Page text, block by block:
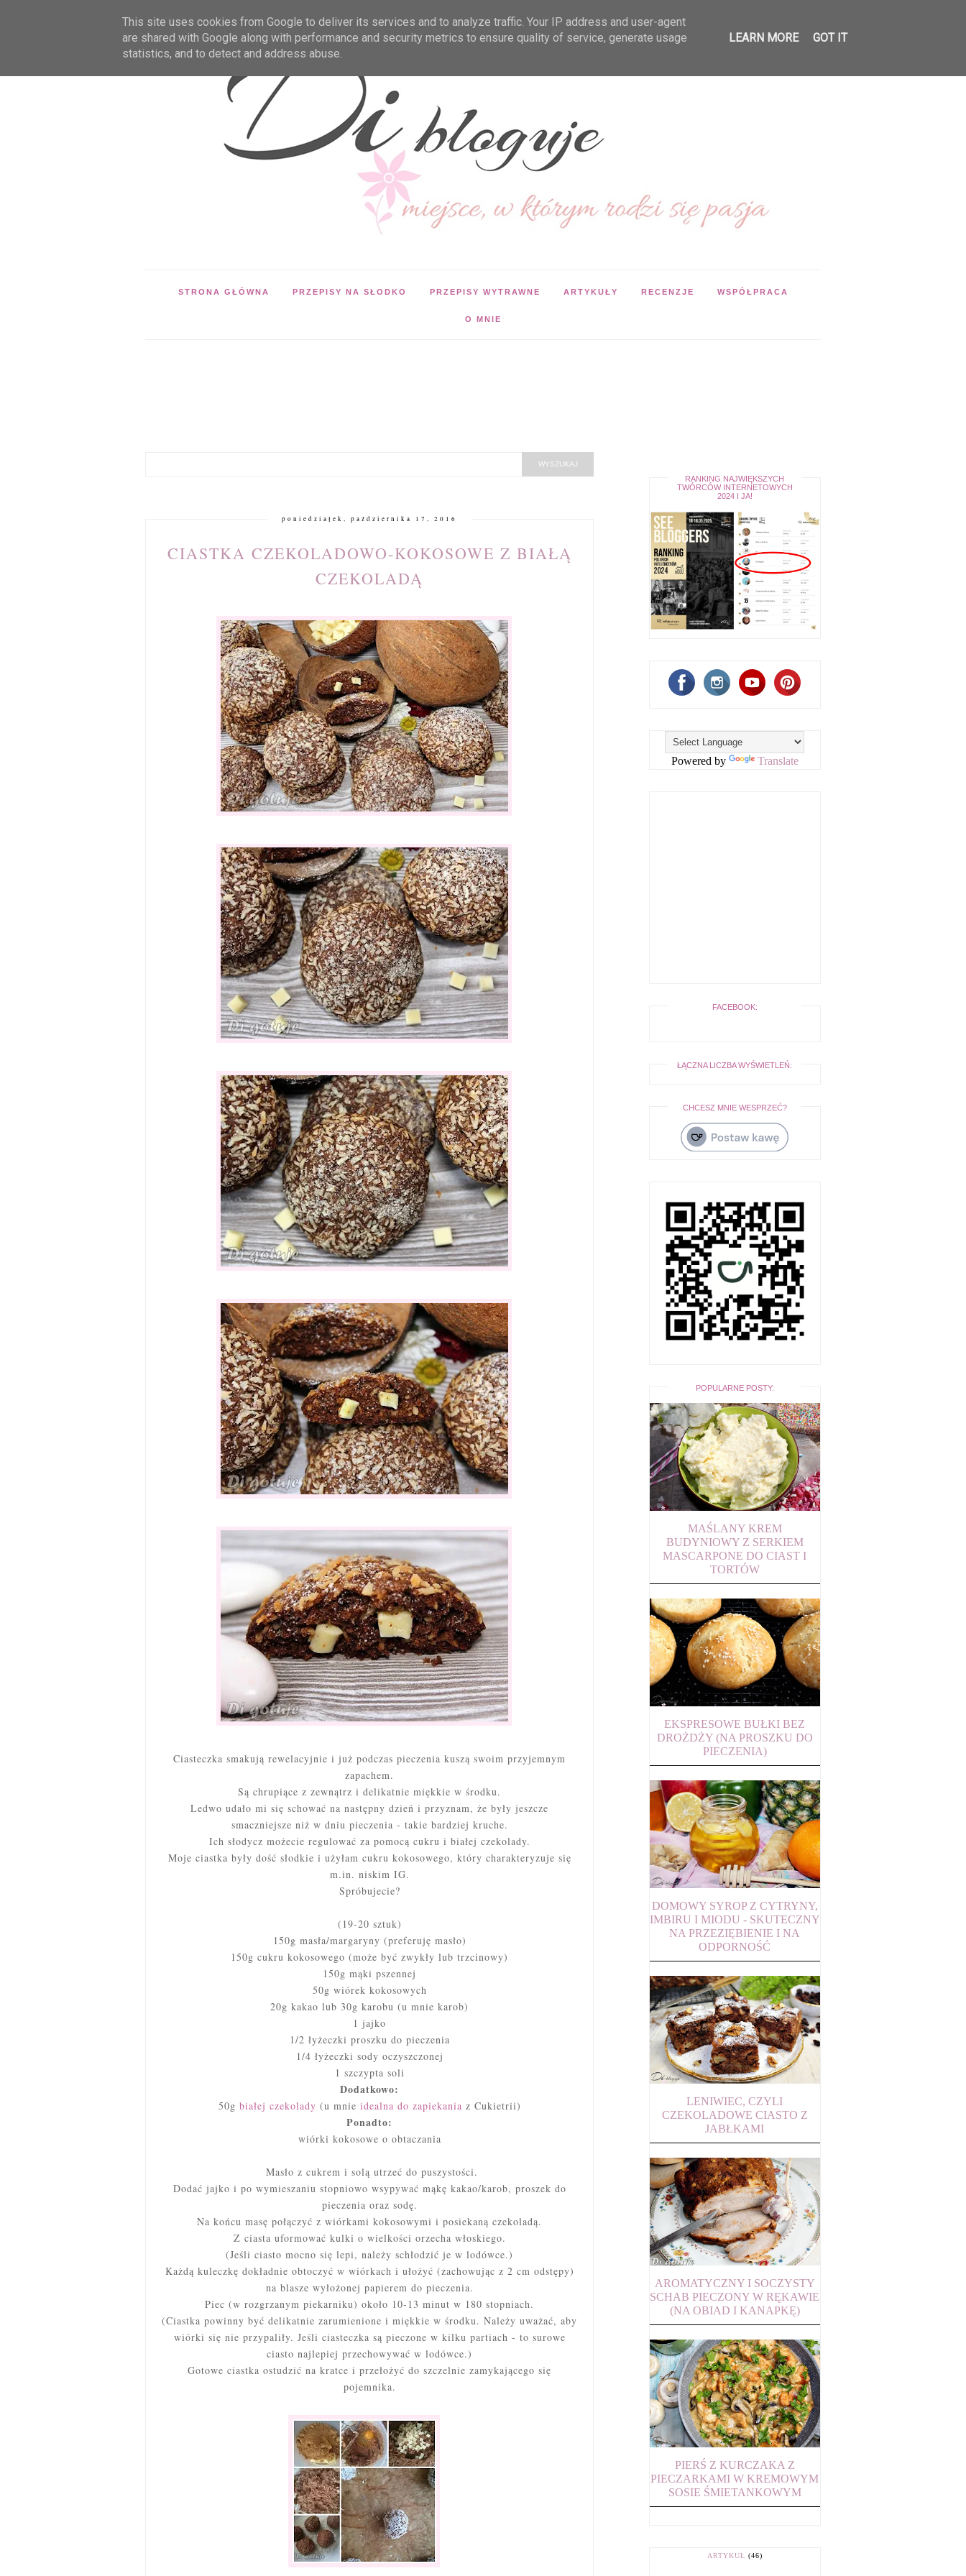
STRONA GŁÓWNA PRZEPISY NA SŁODKO PRZEPISY WYTRAWNE ARTYKUŁY RECENZJE WSPÓŁPRACA
O MNIE
poniedziałek, października 17, 2016
CIASTKA CZEKOLADOWO-KOKOSOWE Z BIAŁĄ
CZEKOLADĄ
Ciasteczka smakują rewelacyjnie i już podczas pieczenia kuszą swoim przyjemnym
zapachem.
Są chrupiące z zewnątrz i delikatnie miękkie w środku.
Ledwo udało mi się schować na następny dzień i przyznam, że były jeszcze
smaczniejsze niż w dniu pieczenia - takie bardziej kruche.
Ich słodycz możecie regulować za pomocą cukru i białej czekolady.
Moje ciastka były dość słodkie i użyłam cukru kokosowego, który charakteryzuje się
m.in. niskim IG.
Spróbujecie?
(19-20 sztuk)
150g masła/margaryny (preferuję masło)
150g cukru kokosowego (może być zwykły lub trzcinowy)
150g mąki pszennej
50g wiórek kokosowych
20g kakao lub 30g karobu (u mnie karob)
1 jajko
1/2 łyżeczki proszku do pieczenia
1/4 łyżeczki sody oczyszczonej
1 szczypta soli
Dodatkowo:
50g białej czekolady (u mnie idealna do zapiekania z Cukietrii)
Ponadto:
wiórki kokosowe o obtaczania
Masło z cukrem i solą utrzeć do puszystości.
Dodać jajko i po wymieszaniu stopniowo wsypywać mąkę kakao/karob, proszek do
pieczenia oraz sodę.
Na końcu masę połączyć z wiórkami kokosowymi i posiekaną czekoladą.
Z ciasta uformować kulki o wielkości orzecha włoskiego.
(Jeśli ciasto mocno się lepi, należy schłodzić je w lodówce.)
Każdą kuleczkę dokładnie obtoczyć w wiórkach i ułożyć (zachowując z 2 cm odstępy)
na blasze wyłożonej papierem do pieczenia.
Piec (w rozgrzanym piekarniku) około 10-13 minut w 180 stopniach.
(Ciastka powinny być delikatnie zarumienione i miękkie w środku. Należy uważać, aby
wiórki się nie przypaliły. Jeśli ciasteczka są pieczone w kilku partiach - to surowe
ciasto najlepiej przechowywać w lodówce.)
Gotowe ciastka ostudzić na kratce i przełożyć do szczelnie zamykającego się
pojemnika.
RANKING NAJWIĘKSZYCH
TWÓRCÓW INTERNETOWYCH
2024 I JA!
Powered by Translate
FACEBOOK:
ŁĄCZNA LICZBA WYŚWIETLEŃ:
CHCESZ MNIE WESPRZEĆ?
POPULARNE POSTY:
MAŚLANY KREM
BUDYNIOWY Z SERKIEM
MASCARPONE DO CIAST I
TORTÓW
EKSPRESOWE BUŁKI BEZ
DROŻDŻY (NA PROSZKU DO
PIECZENIA)
DOMOWY SYROP Z CYTRYNY,
IMBIRU I MIODU - SKUTECZNY
NA PRZEZIĘBIENIE I NA
ODPORNOŚĆ
LENIWIEC, CZYLI
CZEKOLADOWE CIASTO Z
JABŁKAMI
AROMATYCZNY I SOCZYSTY
SCHAB PIECZONY W RĘKAWIE
(NA OBIAD I KANAPKĘ)
PIERŚ Z KURCZAKA Z
PIECZARKAMI W KREMOWYM
SOSIE ŚMIETANKOWYM
ARTYKUŁ (46)
This site uses cookies from Google to deliver its services and to analyze traffic. Your IP address and user-agent
are shared with Google along with performance and security metrics to ensure quality of service, generate usage
statistics, and to detect and address abuse.
LEARN MORE GOT IT